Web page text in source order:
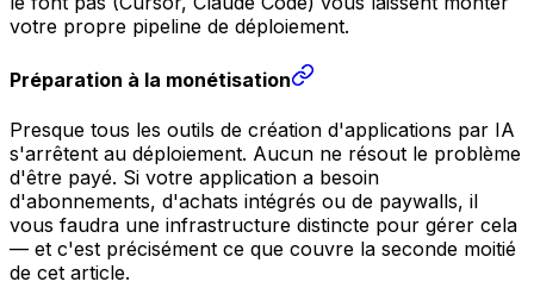
votre propre pipeline de déploiement.
Préparation à la monétisation
Presque tous les outils de création d'applications par IA
s'arrêtent au déploiement. Aucun ne résout le problème
d'être payé. Si votre application a besoin
d'abonnements, d'achats intégrés ou de paywalls, il
vous faudra une infrastructure distincte pour gérer cela
— et c'est précisément ce que couvre la seconde moitié
de cet article.